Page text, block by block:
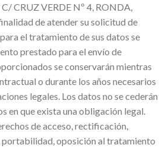
CRUZ VERDE Nº 4, RONDA,
de atender su solicitud de
el tratamiento de sus datos se
prestado para el envío de
se conservarán mientras
o durante los años necesarios
legales. Los datos no se cederán
en que exista una obligación legal.
de acceso, rectificación,
oposición al tratamiento